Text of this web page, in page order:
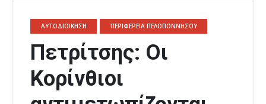
ΑΥΤΟΔΙΟΙΚΗΣΗ ΠΕΡΙΦΕΡΕΙΑ ΠΕΛΟΠΟΝΝΗΣΟΥ
Πετρίτσης: Οι
Κορίνθιοι